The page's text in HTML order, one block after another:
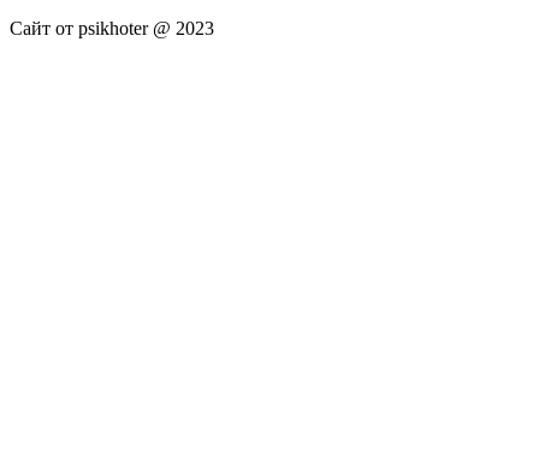
Сайт от psikhoter @ 2023